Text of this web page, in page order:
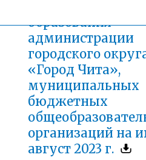
образования
администрации
городского
«Город Чита»,
муниципальных
бюджетных
организаций на
август 2023 г.